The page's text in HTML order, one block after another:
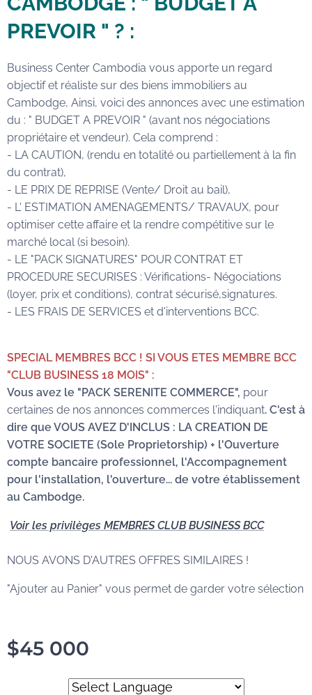
PREVOIR " ? :
Business Center Cambodia vous apporte un regard
objectif et réaliste sur des biens immobiliers au
Cambodge, Ainsi, voici des annonces avec une estimation
du : " BUDGET A PREVOIR " (avant nos négociations
propriétaire et vendeur). Cela comprend :
- LA CAUTION, (rendu en totalité ou partiellement à la fin
du contrat),
- LE PRIX DE REPRISE (Vente/ Droit au bail),
- L' ESTIMATION AMENAGEMENTS/ TRAVAUX, pour
optimiser cette affaire et la rendre compétitive sur le
marché local (si besoin).
- LE "PACK SIGNATURES" POUR CONTRAT ET
PROCEDURE SECURISES : Vérifications- Négociations
(loyer, prix et conditions), contrat sécurisé,signatures.
- LES FRAIS DE SERVICES et d'interventions BCC.
SPECIAL MEMBRES BCC ! SI VOUS ETES MEMBRE BCC
"CLUB BUSINESS 18 MOIS" :
Vous avez le "PACK SERENITE COMMERCE", pour
certaines de nos annonces commerces l'indiquant. C'est à
dire que VOUS AVEZ D'INCLUS : LA CREATION DE
VOTRE SOCIETE (Sole Proprietorship) + l'Ouverture
compte bancaire professionnel, l'Accompagnement
pour l'installation, l'ouverture... de votre établissement
au Cambodge.
Voir les privilèges MEMBRES CLUB BUSINESS BCC
NOUS AVONS D'AUTRES OFFRES SIMILAIRES !
"Ajouter au Panier" vous permet de garder votre sélection
$45 000